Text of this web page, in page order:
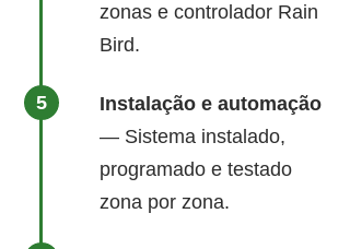
zonas e controlador Rain
Bird.
Instalação e automação
— Sistema instalado,
programado e testado
zona por zona.